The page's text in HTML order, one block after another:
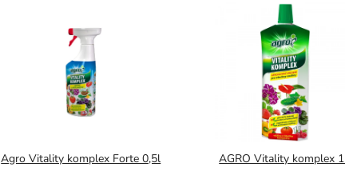
Agro Vitality komplex Forte 0,5l AGRO Vitality komplex